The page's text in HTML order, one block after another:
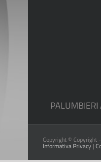
Copyright © Copyright -
Informativa Privacy|